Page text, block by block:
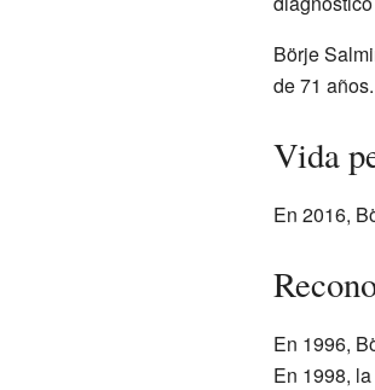
Börje
de 71 años.
Vida
En 2016,
En 1996,
En 1998,